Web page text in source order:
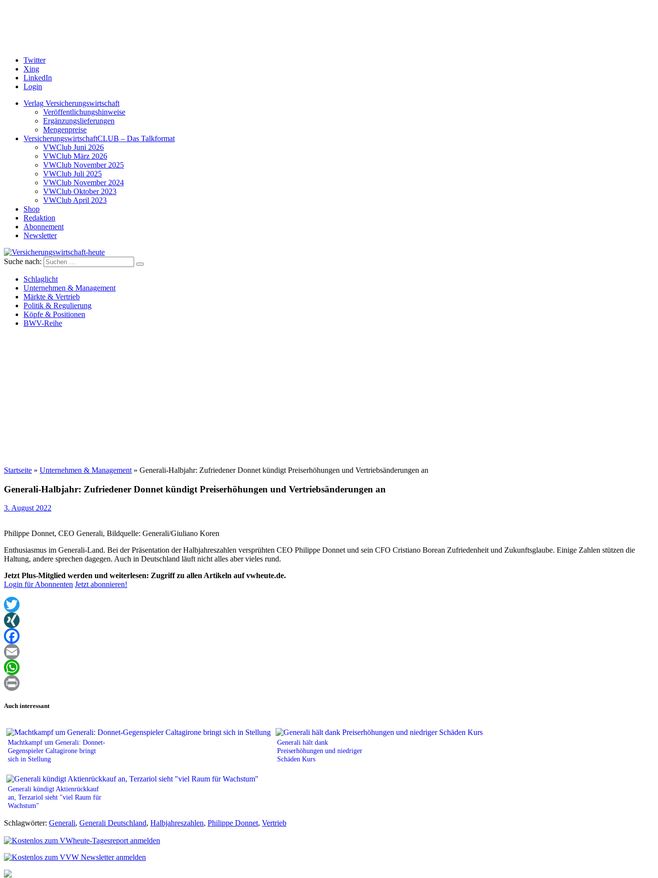
Twitter
Xing
LinkedIn
Login
Verlag Versicherungswirtschaft
Veröffentlichungshinweise
Ergänzungslieferungen
Mengenpreise
VersicherungswirtschaftCLUB – Das Talkformat
VWClub Juni 2026
VWClub März 2026
VWClub November 2025
VWClub Juli 2025
VWClub November 2024
VWClub Oktober 2023
VWClub April 2023
Shop
Redaktion
Abonnement
Newsletter
Versicherungswirtschaft-heute
Suche nach:
Schlaglicht
Unternehmen & Management
Märkte & Vertrieb
Politik & Regulierung
Köpfe & Positionen
BWV-Reihe
Startseite » Unternehmen & Management » Generali-Halbjahr: Zufriedener Donnet kündigt Preiserhöhungen und Vertriebsänderungen an
Generali-Halbjahr: Zufriedener Donnet kündigt Preiserhöhungen und Vertriebsänderungen an
3. August 2022
Philippe Donnet, CEO Generali, Bildquelle: Generali/Giuliano Koren
Enthusiasmus im Generali-Land. Bei der Präsentation der Halbjahreszahlen versprühten CEO Philippe Donnet und sein CFO Cristiano Borean Zufriedenheit und Zukunftsglaube. Einige Zahlen stützen die
Haltung, andere sprechen dagegen. Auch in Deutschland läuft nicht alles aber vieles rund.
Jetzt Plus-Mitglied werden und weiterlesen: Zugriff zu allen Artikeln auf vwheute.de.
Login für Abonnenten Jetzt abonnieren!
Twitter
XING
Facebook
Email
WhatsApp
Auch interessant
Machtkampf um Generali: Donnet-
Gegenspieler Caltagirone bringt
sich in Stellung
Generali hält dank
Preiserhöhungen und niedriger
Schäden Kurs
Generali kündigt Aktienrückkauf
an, Terzariol sieht "viel Raum für
Wachstum"
Schlagwörter: Generali, Generali Deutschland, Halbjahreszahlen, Philippe Donnet, Vertrieb